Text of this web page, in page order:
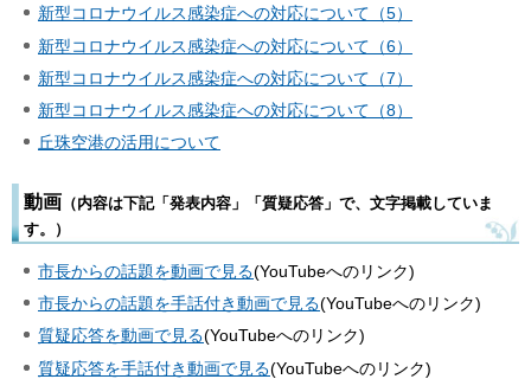
新型コロナウイルス感染症への対応について（5）
新型コロナウイルス感染症への対応について（6）
新型コロナウイルス感染症への対応について（7）
新型コロナウイルス感染症への対応について（8）
丘珠空港の活用について
動画 （内容は下記「発表内容」「質疑応答」で、文字掲載していま
す。）
市長からの話題を動画で見る(YouTubeへのリンク)
市長からの話題を手話付き動画で見る(YouTubeへのリンク)
質疑応答を動画で見る(YouTubeへのリンク)
質疑応答を手話付き動画で見る(YouTubeへのリンク)